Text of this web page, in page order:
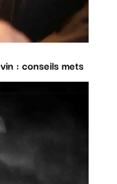
: conseils mets